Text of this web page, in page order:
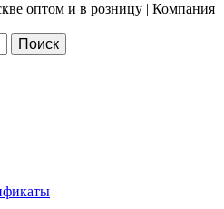
оптом и в розницу | Компания
Поиск